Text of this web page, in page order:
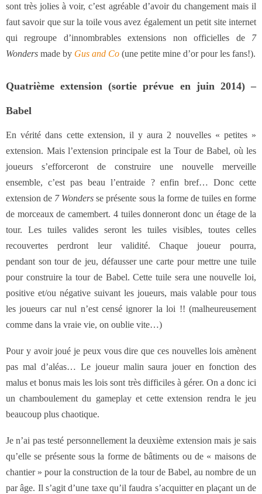
sont très jolies à voir, c’est agréable d’avoir du changement mais il
faut savoir que sur la toile vous avez également un petit site internet
qui regroupe d’innombrables extensions non officielles de 7
Wonders made by Gus and Co (une petite mine d’or pour les fans!).
Quatrième extension (sortie prévue en juin 2014) –
Babel
En vérité dans cette extension, il y aura 2 nouvelles « petites »
extension. Mais l’extension principale est la Tour de Babel, où les
joueurs s’efforceront de construire une nouvelle merveille
ensemble, c’est pas beau l’entraide ? enfin bref… Donc cette
extension de 7 Wonders se présente sous la forme de tuiles en forme
de morceaux de camembert. 4 tuiles donneront donc un étage de la
tour. Les tuiles valides seront les tuiles visibles, toutes celles
recouvertes perdront leur validité. Chaque joueur pourra,
pendant son tour de jeu, défausser une carte pour mettre une tuile
pour construire la tour de Babel. Cette tuile sera une nouvelle loi,
positive et/ou négative suivant les joueurs, mais valable pour tous
les joueurs car nul n’est censé ignorer la loi !! (malheureusement
comme dans la vraie vie, on oublie vite…)
Pour y avoir joué je peux vous dire que ces nouvelles lois amènent
pas mal d’aléas… Le joueur malin saura jouer en fonction des
malus et bonus mais les lois sont très difficiles à gérer. On a donc ici
un chamboulement du gameplay et cette extension rendra le jeu
beaucoup plus chaotique.
Je n’ai pas testé personnellement la deuxième extension mais je sais
qu’elle se présente sous la forme de bâtiments ou de « maisons de
chantier » pour la construction de la tour de Babel, au nombre de un
par âge. Il s’agit d’une taxe qu’il faudra s’acquitter en plaçant un de